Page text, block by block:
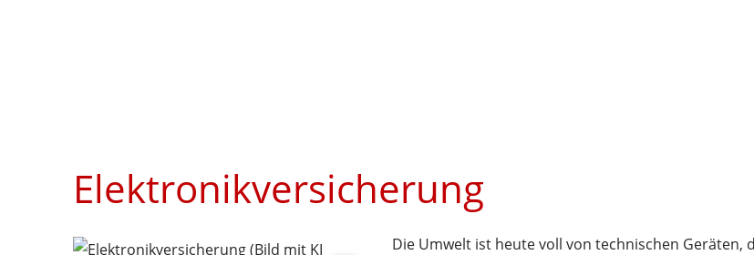
Elektronikversicherung
Die Umwelt ist heute voll von technischen Geräten,